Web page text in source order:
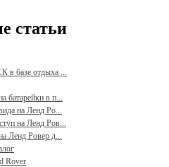
статьи
в базе отдыха ...
батарейки в п...
на Ленд Ро...
на Ленд Ров...
Ленд Ровер д...
Rover